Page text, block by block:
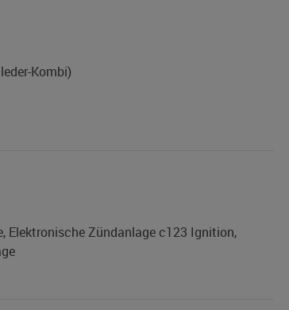
Kombi)
Elektronische Zündanlage c123 Ignition,